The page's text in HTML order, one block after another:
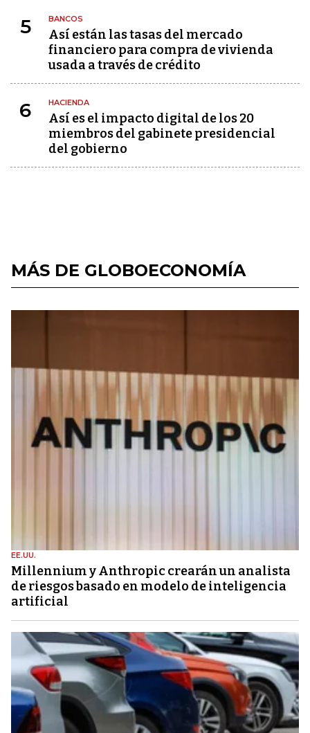
5 BANCOS
Así están las tasas del mercado
financiero para compra de vivienda
usada a través de crédito
6 HACIENDA
Así es el impacto digital de los 20
miembros del gabinete presidencial
del gobierno
MÁS DE GLOBOECONOMÍA
EE.UU.
Millennium y Anthropic crearán un analista
de riesgos basado en modelo de inteligencia
artificial